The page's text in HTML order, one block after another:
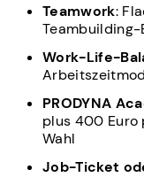
Teamwork:
Teambuilding-
Work-Life-
PRODYNA
plus 400 Euro
Wahl
Job-Ticket